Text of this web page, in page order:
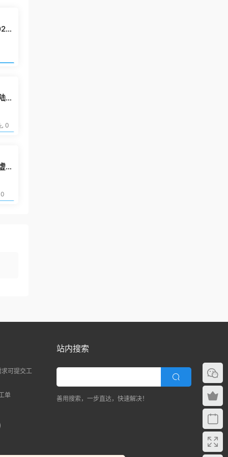
账
0
拟
0
可提交工
单
站内搜索
善用搜索，一步直达，快速解决！